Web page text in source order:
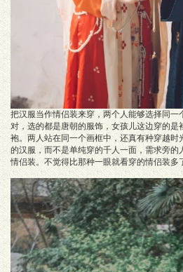
把汉服当作情侣装来穿，两个人能够选择同一
对，选的都是唐朝的服饰，女孩儿这边穿的是
袍。两人站在同一个画框中，还真有种穿越时
的汉服，而不是单纯穿的千人一面，需求旁的
情侣装。不觉得比那种一眼就看穿的情侣装多